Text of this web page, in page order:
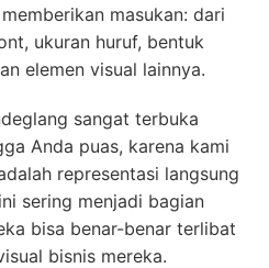
masukan: dari
ukuran huruf, bentuk
elemen visual lainnya.
sangat terbuka
Anda puas, karena kami
representasi langsung
sering menjadi bagian
bisa benar-benar terlibat
bisnis mereka.